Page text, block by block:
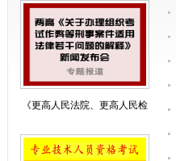
《更高人民法院、更高人民检
察院关于办理组织考试作弊等